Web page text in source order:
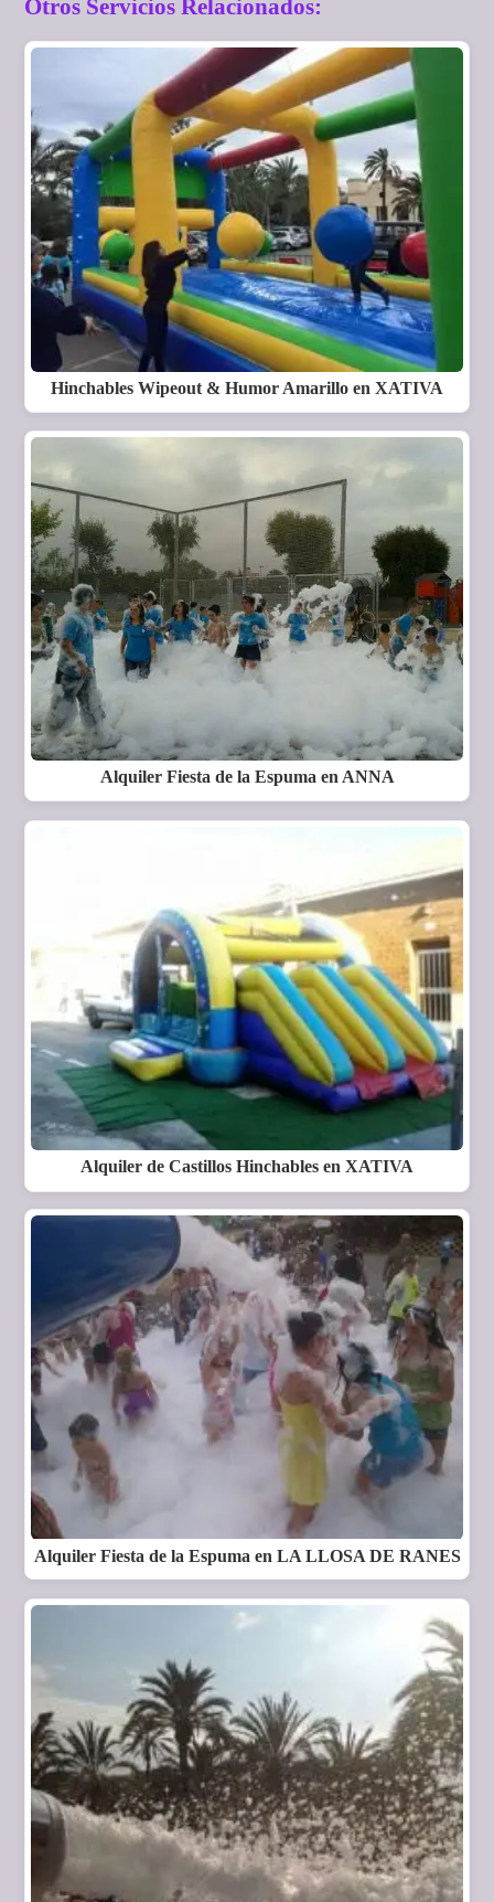
Otros Servicios Relacionados:
Hinchables Wipeout & Humor Amarillo en XATIVA
Alquiler Fiesta de la Espuma en ANNA
Alquiler de Castillos Hinchables en XATIVA
Alquiler Fiesta de la Espuma en LA LLOSA DE RANES